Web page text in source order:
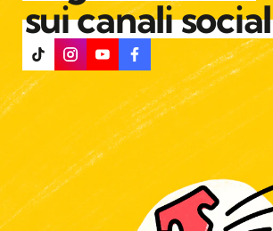
sui canali social